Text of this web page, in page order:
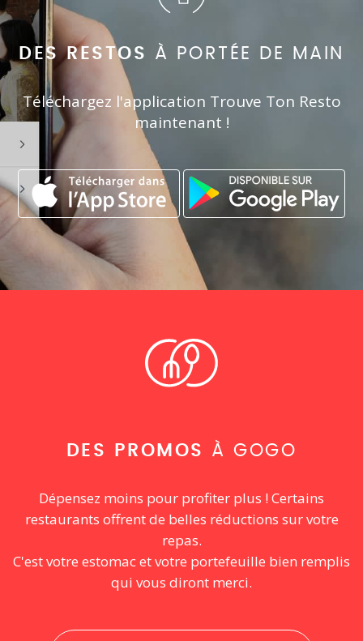
DES RESTOS À PORTÉE DE MAIN
Téléchargez l'application Trouve Ton Resto
maintenant !
DES PROMOS À GOGO
Dépensez moins pour profiter plus ! Certains
restaurants offrent de belles réductions sur votre
repas.
C'est votre estomac et votre portefeuille bien remplis
qui vous diront merci.